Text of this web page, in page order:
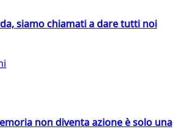
siamo chiamati a dare tutti noi
non diventa azione è solo una